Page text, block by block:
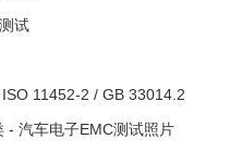
试
11452-2 / GB 33014.2
- 汽车电子EMC测试照片